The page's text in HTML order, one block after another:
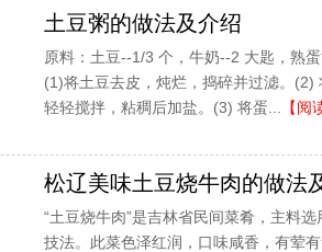
土豆粥的做法及介绍
原料：土豆--1/3 个，牛奶--2 大匙，熟
(1)将土豆去皮，炖烂，捣碎并过滤。(2)
轻轻搅拌，粘稠后加盐。(3) 将蛋...
【阅
松辽美味土豆烧牛肉的做法
“土豆烧牛肉”是吉林省民间菜肴，主料
技法。此菜色泽红润，口味咸香，有荤